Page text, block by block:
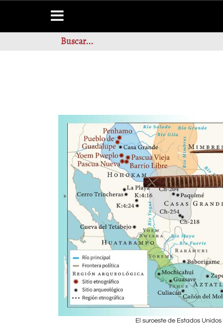
El suroeste de Estados